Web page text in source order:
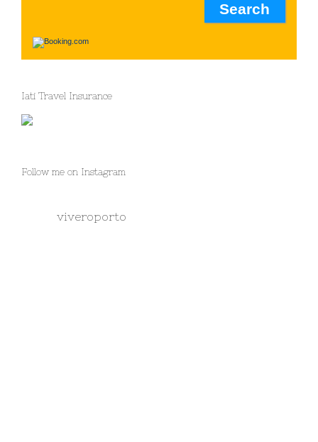
Iati Travel Insurance
Follow me on Instagram
viveroporto